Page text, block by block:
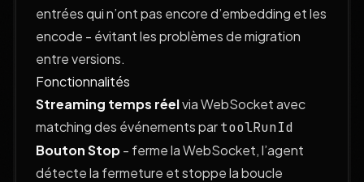
entrées qui n’ont pas encore d’embedding et les
encode - évitant les problèmes de migration
entre versions.
Fonctionnalités
Streaming temps réelvia WebSocket avec
matching des événements partoolRunId
Bouton Stop- ferme la WebSocket, l’agent
détecte la fermeture et stoppe la boucle